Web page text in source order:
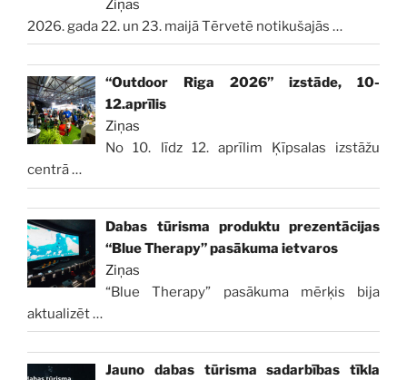
Ziņas
2026. gada 22. un 23. maijā Tērvetē notikušajās …
“Outdoor Riga 2026” izstāde, 10-
12.aprīlis
Ziņas
No 10. līdz 12. aprīlim Ķīpsalas izstāžu
centrā…
Dabas tūrisma produktu prezentācijas
“Blue Therapy” pasākuma ietvaros
Ziņas
“Blue Therapy” pasākuma mērķis bija
aktualizēt…
Jauno dabas tūrisma sadarbības tīkla